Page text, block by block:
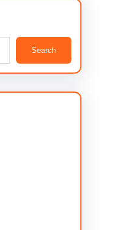
Search